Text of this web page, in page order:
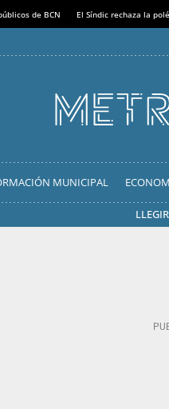
de BCN El Síndic rechaza la
MUNICIPAL